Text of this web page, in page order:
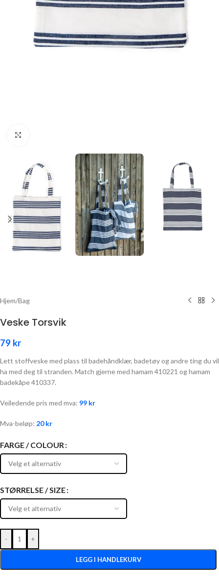
Hjem/Bag
Veske Torsvik
79 kr
Lett stoffveske med plass til badehåndklær, badetøy og andre ting du vil
ha med deg til stranden. Match gjerne med hamam 410221 og hamam
badekåpe 410337.
Veiledende pris med mva: 99 kr
Mva-beløp: 20kr
FARGE / COLOUR
STØRRELSE / SIZE
- +
LEGG I HANDLEKURV